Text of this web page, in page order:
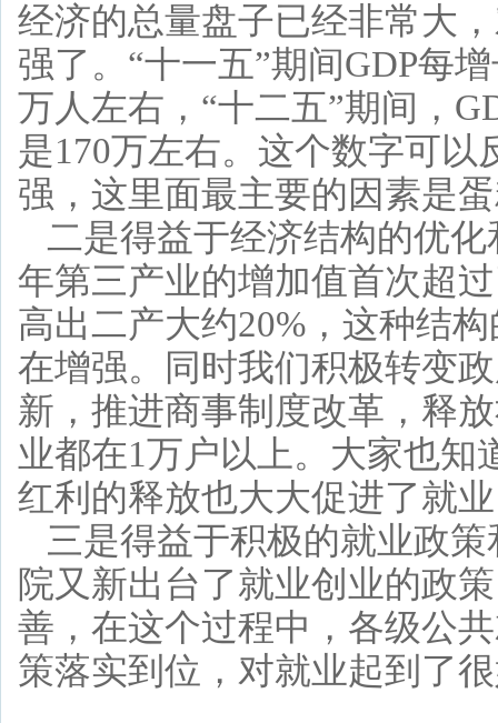
经济的总量盘子已经非常大
强了。“十一五”期间GDP每
万人左右，“十二五”期间，
是170万左右。这个数字可
强，这里面最主要的因素是
二是得益于经济结构的优
年第三产业的增加值首次超
高出二产大约20%，这种结
在增强。同时我们积极转变
新，推进商事制度改革，释
业都在1万户以上。大家也知
红利的释放也大大促进了就
三是得益于积极的就业政
院又新出台了就业创业的政
善，在这个过程中，各级公
策落实到位，对就业起到了